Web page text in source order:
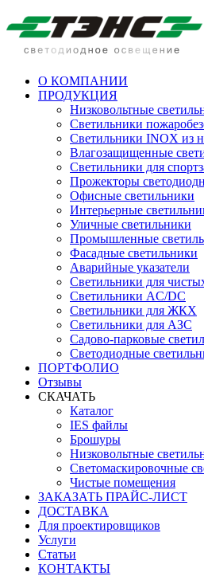
О КОМПАНИИ
ПРОДУКЦИЯ
Низковольтные
Cветильники
Светильники INOX из
Влагозащищенные
Светильники для
Прожекторы
Офисные светильники
Интерьерные
Уличные светильники
Промышленные
Фасадные светильники
Аварийные указатели
Светильники для
Светильники AC/DC
Светильники для ЖКХ
Светильники для АЗС
Садово-парковые
Светодиодные
ПОРТФОЛИО
Отзывы
СКАЧАТЬ
Каталог
IES файлы
Брошуры
Низковольтные
Светомаскировочные
Чистые помещения
ЗАКАЗАТЬ ПРАЙС-ЛИСТ
ДОСТАВКА
Для проектировщиков
Услуги
Статьи
КОНТАКТЫ